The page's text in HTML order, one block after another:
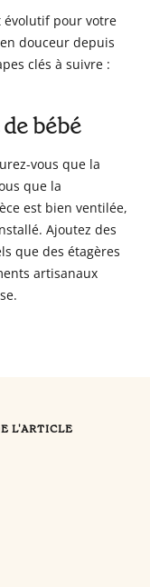
évolutif pour votre
douceur depuis
clés à suivre :
bébé
vous que la
que la
est bien ventilée,
Ajoutez des
que des étagères
artisanaux
L'ARTICLE